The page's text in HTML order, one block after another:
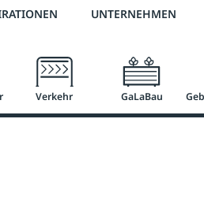
2 % Vorkassen-Skonto versandkostenfrei
UNTERNEHMEN
Verkehr GaLaBau